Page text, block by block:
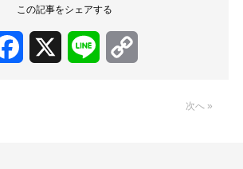
この記事をシェアする
Facebook Line
次へ »